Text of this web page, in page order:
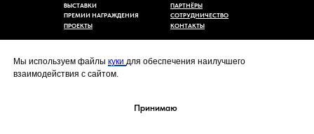
Мы используем файлы куки для обеспечения наилучшего
взаимодействия с сайтом.
Принимаю
cakeartistworld@mail.ru
КОНТАКТЫ
СОТРУДНИЧЕСТВО
ПАРТНЁРЫ
ПРЕМИИ НАГРАЖДЕНИЯ
ПРОЕКТЫ
ВЫСТАВКИ
Политика конфиденциальности
Согласие на обработку персональных данных